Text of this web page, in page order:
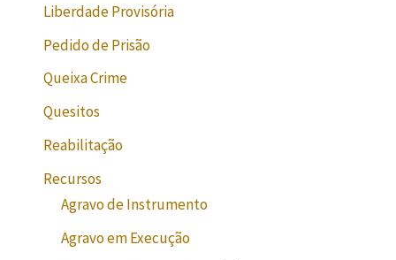
Liberdade Provisória
Pedido de Prisão
Queixa Crime
Quesitos
Reabilitação
Recursos
Agravo de Instrumento
Agravo em Execução